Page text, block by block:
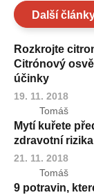
Další
Rozkrojte
Citrónový
účinky
19. 11. 2018
Tomáš
Mytí kuřete
zdravotní rizika
21. 11. 2018
Tomáš
9 potravin,